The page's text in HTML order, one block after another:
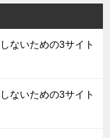
ないための3サイト
ないための3サイト